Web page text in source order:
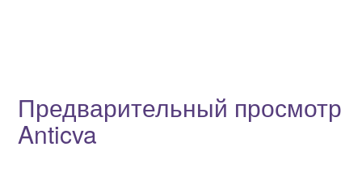
Предварительный просмотр
Anticva